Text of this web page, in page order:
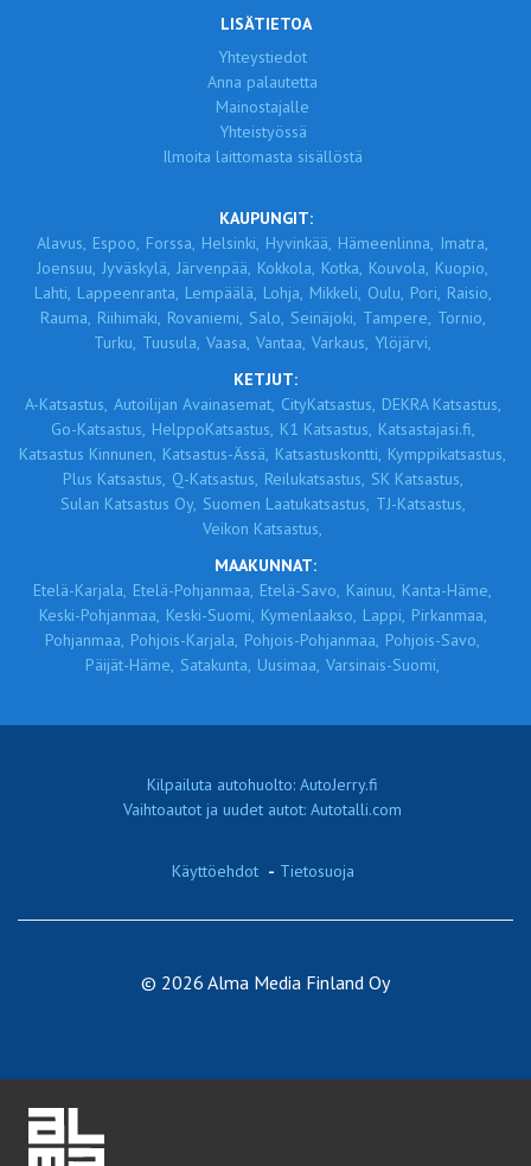
LISÄTIETOA
Yhteystiedot
Anna palautetta
Mainostajalle
Yhteistyössä
Ilmoita laittomasta sisällöstä
KAUPUNGIT:
Alavus, Espoo, Forssa, Helsinki, Hyvinkää, Hämeenlinna, Imatra,
Joensuu, Jyväskylä, Järvenpää, Kokkola, Kotka, Kouvola, Kuopio,
Lahti, Lappeenranta, Lempäälä, Lohja, Mikkeli, Oulu, Pori, Raisio,
Rauma, Riihimäki, Rovaniemi, Salo, Seinäjoki, Tampere, Tornio,
Turku, Tuusula, Vaasa, Vantaa, Varkaus, Ylöjärvi,
KETJUT:
A-Katsastus, Autoilijan Avainasemat, CityKatsastus, DEKRA Katsastus,
Go-Katsastus, HelppoKatsastus, K1 Katsastus, Katsastajasi.fi,
Katsastus Kinnunen, Katsastus-Ässä, Katsastuskontti, Kymppikatsastus,
Plus Katsastus, Q-Katsastus, Reilukatsastus, SK Katsastus,
Sulan Katsastus Oy, Suomen Laatukatsastus, TJ-Katsastus,
Veikon Katsastus,
MAAKUNNAT:
Etelä-Karjala, Etelä-Pohjanmaa, Etelä-Savo, Kainuu, Kanta-Häme,
Keski-Pohjanmaa, Keski-Suomi, Kymenlaakso, Lappi, Pirkanmaa,
Pohjanmaa, Pohjois-Karjala, Pohjois-Pohjanmaa, Pohjois-Savo,
Päijät-Häme, Satakunta, Uusimaa, Varsinais-Suomi,
Kilpailuta autohuolto: AutoJerry.fi
Vaihtoautot ja uudet autot: Autotalli.com
Käyttöehdot - Tietosuoja
© 2026 Alma Media Finland Oy